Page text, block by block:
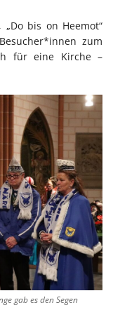
„Do bis on Heemot“
zum
für eine Kirche –
gab es den Segen